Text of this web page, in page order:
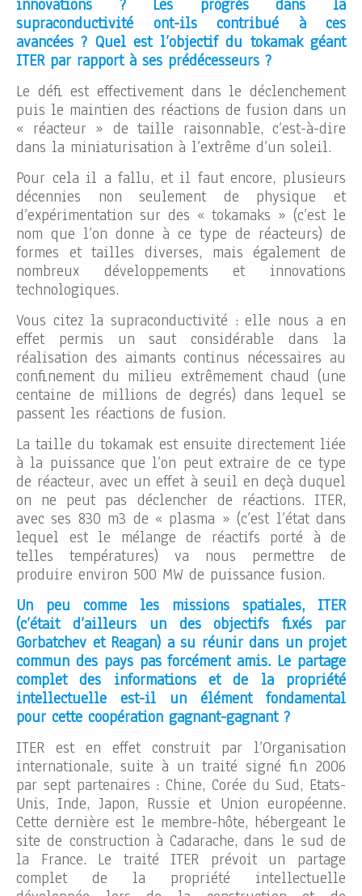
innovations ? Les progrès dans la
supraconductivité ont-ils contribué à ces
avancées ? Quel est l’objectif du tokamak géant
ITER par rapport à ses prédécesseurs ?
Le défi est effectivement dans le déclenchement
puis le maintien des réactions de fusion dans un
« réacteur » de taille raisonnable, c’est-à-dire
dans la miniaturisation à l’extrême d’un soleil.
Pour cela il a fallu, et il faut encore, plusieurs
décennies non seulement de physique et
d’expérimentation sur des « tokamaks » (c’est le
nom que l’on donne à ce type de réacteurs) de
formes et tailles diverses, mais également de
nombreux développements et innovations
technologiques.
Vous citez la supraconductivité : elle nous a en
effet permis un saut considérable dans la
réalisation des aimants continus nécessaires au
confinement du milieu extrêmement chaud (une
centaine de millions de degrés) dans lequel se
passent les réactions de fusion.
La taille du tokamak est ensuite directement liée
à la puissance que l’on peut extraire de ce type
de réacteur, avec un effet à seuil en deçà duquel
on ne peut pas déclencher de réactions. ITER,
avec ses 830 m3 de « plasma » (c’est l’état dans
lequel est le mélange de réactifs porté à de
telles températures) va nous permettre de
produire environ 500 MW de puissance fusion.
Un peu comme les missions spatiales, ITER
(c’était d’ailleurs un des objectifs fixés par
Gorbatchev et Reagan) a su réunir dans un projet
commun des pays pas forcément amis. Le partage
complet des informations et de la propriété
intellectuelle est-il un élément fondamental
pour cette coopération gagnant-gagnant ?
ITER est en effet construit par l’Organisation
internationale, suite à un traité signé fin 2006
par sept partenaires : Chine, Corée du Sud, Etats-
Unis, Inde, Japon, Russie et Union européenne.
Cette dernière est le membre-hôte, hébergeant le
site de construction à Cadarache, dans le sud de
la France. Le traité ITER prévoit un partage
complet de la propriété intellectuelle